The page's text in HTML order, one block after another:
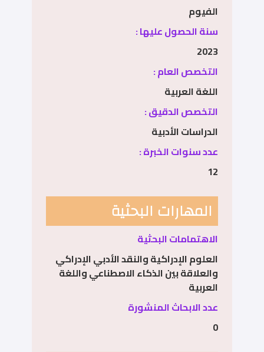
الفيوم
سنة الحصول عليها :
2023
التخصص العام :
اللغة العربية
التخصص الدقيق :
الدراسات الأدبية
عدد سنوات الخبرة :
12
المهارات البحثية
الاهتمامات البحثية
العلوم الإدراكية والنقد الأدبي الإدراكي
والعلاقة بين الذكاء الاصطناعي واللغة
العربية
عدد الابحاث المنشورة
0